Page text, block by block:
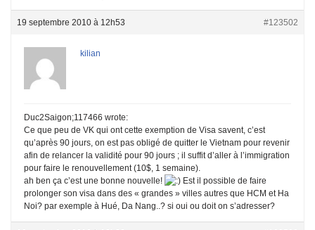
19 septembre 2010 à 12h53 #123502
kilian
Duc2Saigon;117466 wrote:
Ce que peu de VK qui ont cette exemption de Visa savent, c’est
qu’après 90 jours, on est pas obligé de quitter le Vietnam pour revenir
afin de relancer la validité pour 90 jours ; il suffit d’aller à l’immigration
pour faire le renouvellement (10$, 1 semaine).
ah ben ça c’est une bonne nouvelle!
Est il possible de faire
prolonger son visa dans des « grandes » villes autres que HCM et Ha
Noi? par exemple à Hué, Da Nang..? si oui ou doit on s’adresser?